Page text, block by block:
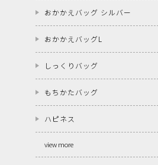
おかかえバッグ シルバー
おかかえバッグL
しっくりバッグ
もちかたバッグ
ハピネス
view more